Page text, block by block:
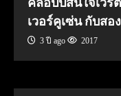
เวอร์คูเซ่น กับส
3 ปี ago 2017